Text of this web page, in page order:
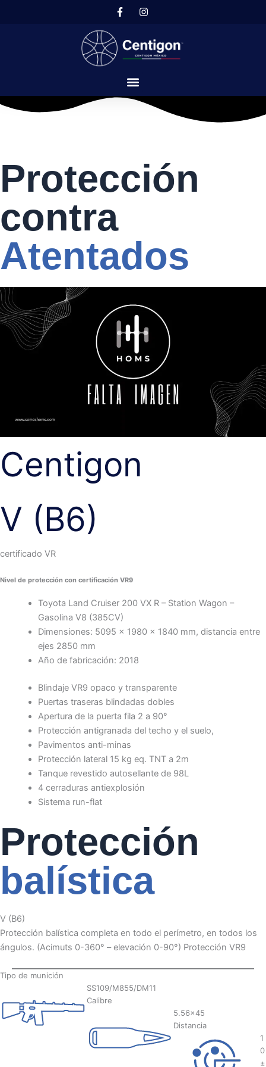
Protección
contra
Atentados
Centigon
V (B6)
certificado VR
Nivel de protección con certificación VR9
Toyota Land Cruiser 200 VX R – Station Wagon –
Gasolina V8 (385CV)
Dimensiones: 5095 x 1980 x 1840 mm, distancia entre
ejes 2850 mm
Año de fabricación: 2018
Blindaje VR9 opaco y transparente
Puertas traseras blindadas dobles
Apertura de la puerta fila 2 a 90°
Protección antigranada del techo y el suelo,
Pavimentos anti-minas
Protección lateral 15 kg eq. TNT a 2m
Tanque revestido autosellante de 98L
4 cerraduras antiexplosión
Sistema run-flat
Protección
balística
V (B6)
Protección balística completa en todo el perímetro, en todos los
ángulos. (Acimuts 0-360° – elevación 0-90°) Protección VR9
Tipo de munición
SS109/M855/DM11
Calibre
5.56×45
Distancia
1
0
±